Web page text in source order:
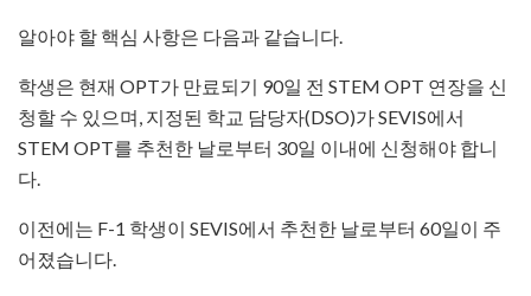
알아야 할 핵심 사항은 다음과 같습니다.
학생은 현재 OPT가 만료되기 90일 전 STEM OPT 연장을 신
청할 수 있으며, 지정된 학교 담당자(DSO)가 SEVIS에서
STEM OPT를 추천한 날로부터 30일 이내에 신청해야 합니
다.
이전에는 F-1 학생이 SEVIS에서 추천한 날로부터 60일이 주
어졌습니다.